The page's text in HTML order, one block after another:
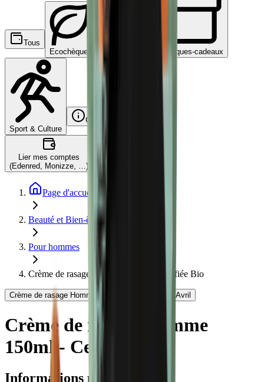
Tous
Ecochèques
Chèques-repas Chèques-cadeaux
Sport & Culture
C'est quoi ?
Lier mes comptes
(Edenred, Monizze, …)
Page d'accueil
Beauté et Bien-être
Pour hommes
Crème de rasage Homme 150ml - Certifiée Bio
Crème de rasage Homme 150ml - Certifiée Bio - Avril
Crème de rasage Homme
150ml - Certifiée Bio
Informations produit